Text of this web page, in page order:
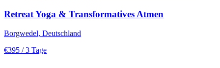
Retreat Yoga & Transformatives Atmen
Borgwedel, Deutschland
€395 / 3 Tage